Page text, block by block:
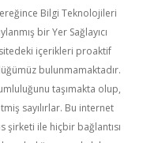
Bilgi Teknolojileri
bir Yer Sağlayıcı
içerikleri proaktif
bulunmamaktadır.
taşımakta olup,
sayılırlar. Bu internet
şirketi ile hiçbir bağlantısı